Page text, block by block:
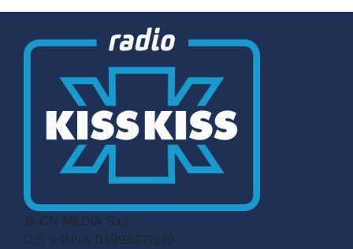
© CN MEDIA S.r.l.
C.F. e P.IVA 04998911210